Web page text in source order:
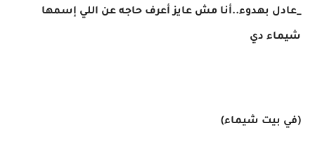
_عادل بهدوء..أنا مش عايز أعرف حاجه عن اللي إسمها
شيماء دي
(في بيت شيماء)